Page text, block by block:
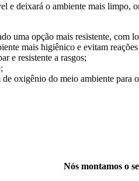
e deixará o ambiente mais limpo,
uma opção mais resistente, com
mais higiênico e evitam
e resistente a rasgos;
oxigênio do meio ambiente para
Nós montamos o